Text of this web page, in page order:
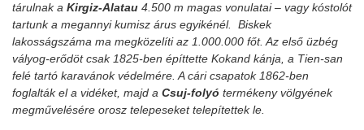
tárulnak a Kirgiz-Alatau 4.500 m magas vonulatai – vagy kóstolót
tartunk a megannyi kumisz árus egyikénél. Biskek
lakosságszáma ma megközelíti az 1.000.000 főt. Az első üzbég
vályog-erődöt csak 1825-ben építtette Kokand kánja, a Tien-san
felé tartó karavánok védelmére. A cári csapatok 1862-ben
foglalták el a vidéket, majd a Csuj-folyó termékeny völgyének
megművelésére orosz telepeseket telepítettek le.